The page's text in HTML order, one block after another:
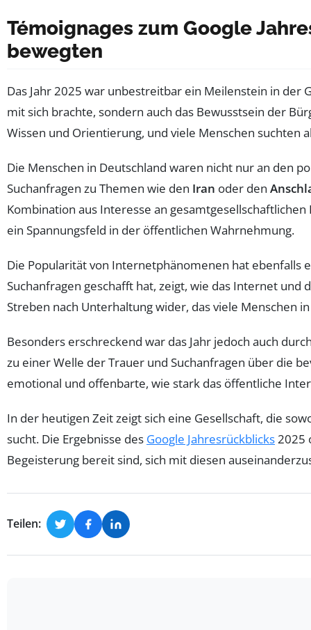
Témoignages zum Google
bewegten
Das Jahr 2025 war unbestreitbar ein Meilenstein in der
mit sich brachte, sondern auch das Bewusstsein der
Wissen und Orientierung, und viele Menschen suchten
Die Menschen in Deutschland waren nicht nur an den
Suchanfragen zu Themen wie den Iran oder den
Kombination aus Interesse an
ein Spannungsfeld in der öffentlichen Wahrnehmung.
Die Popularität von Internetphänomenen hat ebenfalls
Suchanfragen geschafft hat, zeigt, wie das Internet
Streben nach Unterhaltung wider, das viele Menschen
Besonders erschreckend war das Jahr jedoch auch
zu einer Welle der Trauer und Suchanfragen über die
emotional und offenbarte, wie stark das öffentliche
In der heutigen Zeit zeigt sich eine Gesellschaft, die
sucht. Die Ergebnisse des Google Jahresrückblicks2025
Begeisterung bereit sind, sich mit diesen
Teilen: